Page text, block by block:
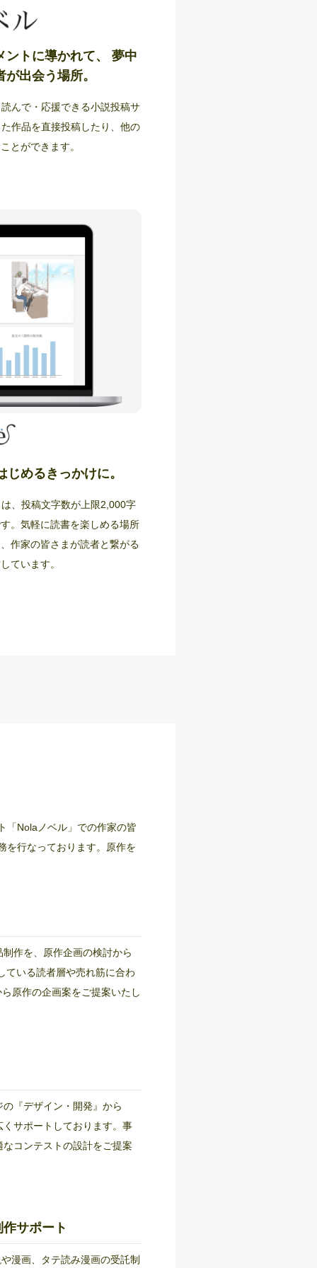
ントに導かれて、 夢中
出会う場所。
んで・応援できる小説投稿サ
作品を直接投稿したり、他の
とができます。
めるきっかけに。
、投稿文字数が上限2,000字
。気軽に読書を楽しめる場所
作家の皆さまが読者と繋がる
ています。
「Nolaノベル」での作家の皆
を行なっております。原作を
作を、原作企画の検討から
ている読者層や売れ筋に合わ
原作の企画案をご提案いたし
『デザイン・開発』から
サポートしております。事
コンテストの設計をご提案
サポート
漫画、タテ読み漫画の受託制